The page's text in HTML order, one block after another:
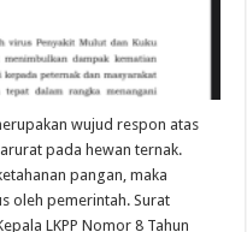
wujud respon atas
pada hewan ternak.
pangan, maka
oleh pemerintah. Surat
LKPP Nomor 8 Tahun